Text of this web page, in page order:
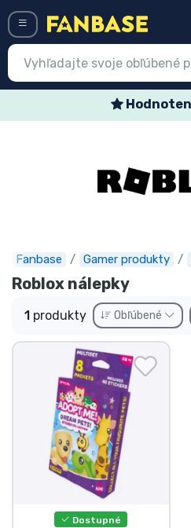
Fanbase Gamer produkty
Roblox nálepky
1 produkty Obľúbené
Dostupné
Expresná preprava
Predobjednávky
Outlet produkty
Preprava a platba
Zoradiť podľa série
Zoradiť podľa filmov
Zoradiť podľa